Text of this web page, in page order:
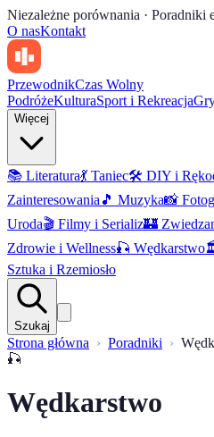
Niezależne porównania · Poradniki
O nasKontakt
PrzewodnikCzas Wolny
PodróżeKulturaSport i Rekreacja
Więcej
📚 Literatura💃 Taniec🛠️ DIY i
Zainteresowania 🎵 Muzyka📸
Uroda🎬 Filmy i Serializ🏰
Zdrowie i Wellness🎣 Wędkarstwo
Sztuka i Rzemiosło
Szukaj
Strona główna Poradniki
🎣
Wędkarstwo